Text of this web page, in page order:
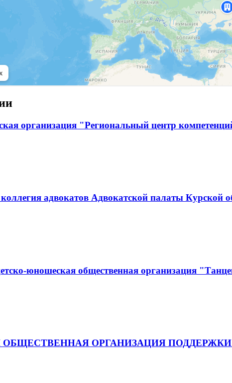
организация "Региональный центр
адвокатов Адвокатской палаты Курской
юношеская общественная организация
ОРГАНИЗАЦИЯ